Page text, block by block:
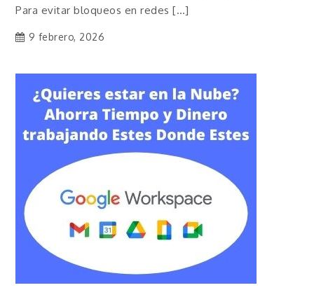
Para evitar bloqueos en redes […]
9 febrero, 2026